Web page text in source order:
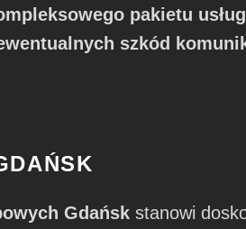
pakietu
szkód
Gdańsk stanowi